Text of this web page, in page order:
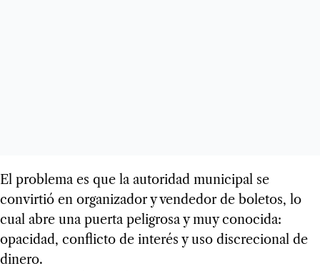
El problema es que la autoridad municipal se
convirtió en organizador y vendedor de boletos, lo
cual abre una puerta peligrosa y muy conocida:
opacidad, conflicto de interés y uso discrecional de
dinero.